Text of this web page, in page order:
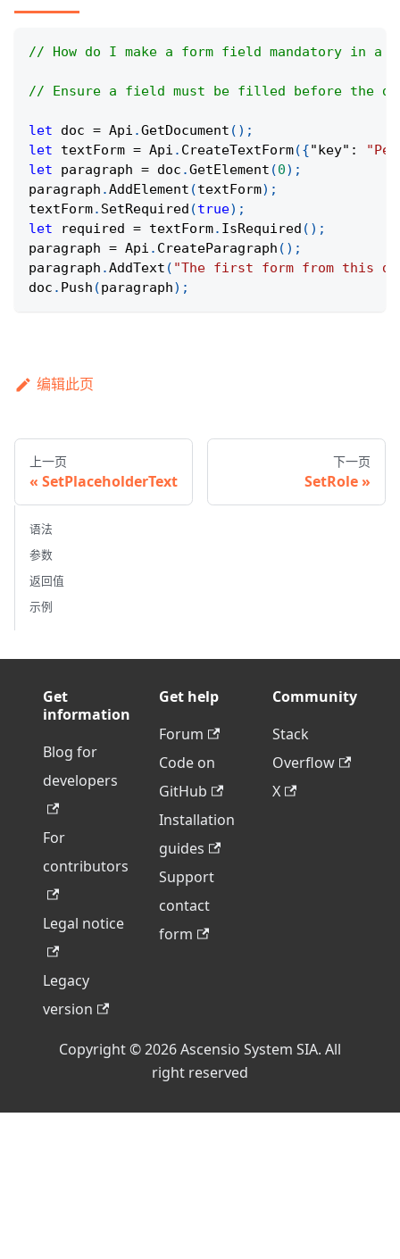
// How do I make a form field mandatory in a
// Ensure a field must be filled before the
let doc = Api .GetDocument ( ) ;
let textForm = Api . CreateTextForm({"key" :
let paragraph = doc .GetElement (0) ;
paragraph .AddElement (textForm) ;
textForm. SetRequired (true) ;
let required = textForm. IsRequired ( ) ;
paragraph = Api . CreateParagraph ( ) ;
paragraph .AddText ( "The first form from this
doc . Push (paragraph) ;
编辑此页
上一页
SetPlaceholderText
下一页
SetRole
语法
参数
返回值
示例
Get
information
Blog for
developers
For
contributors
Legal notice
Legacy
version
Get help
Forum
Code on
GitHub
Installation
guides
Support
contact
form
Community
Stack
Overflow
X
Copyright © 2026 Ascensio System SIA. All
right reserved